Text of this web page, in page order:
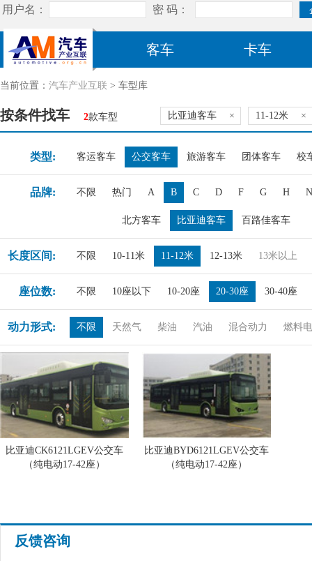
客车 卡车
当前位置： 汽车产业互联 > 车型库
按条件找车 2款车型 比亚迪客车 × 11-12米 ×
类型: 客运客车 公交客车 旅游客车 团体客车 校
品牌: 不限 热门 A B C D F G H N
北方客车 比亚迪客车 百路佳客车
长度区间: 不限 10-11米 11-12米 12-13米 13米以上
座位数: 不限 10座以下 10-20座 20-30座 30-40座
动力形式: 不限 天然气 柴油 汽油 混合动力 燃料
比亚迪CK6121LGEV公交车
（纯电动17-42座）
比亚迪BYD6121LGEV公交车
（纯电动17-42座）
反馈咨询